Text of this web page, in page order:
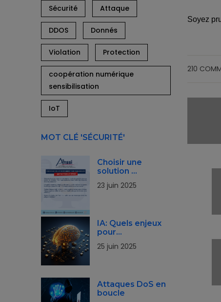
Sécurité Attaque
DDOS Donnés
Violation Protection
coopération numérique
sensibilisation
IoT
MOT CLÉ 'SÉCURITÉ'
Choisir une
solution …
23 juin 2025
IA: Quels enjeux
pour…
25 juin 2025
Attaques DoS en
boucle
Soyez
210